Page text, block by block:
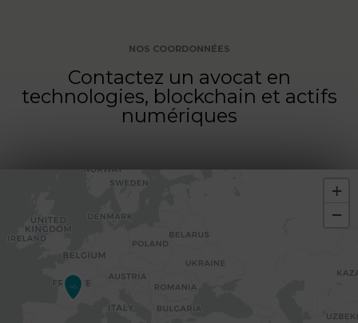
NOS COORDONNÉES
Contactez un avocat en
technologies, blockchain et actifs
numériques
45
+
−